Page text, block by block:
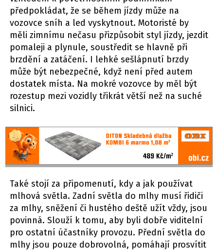
předpokládat, že se během jízdy může na
vozovce sníh a led vyskytnout. Motoristé by
měli zimnímu nečasu přizpůsobit styl jízdy, jezdit
pomaleji a plynule, soustředit se hlavně při
brzdění a zatáčení. I lehké sešlápnutí brzdy
může být nebezpečné, když není před autem
dostatek místa. Na mokré vozovce by měl být
rozestup mezi vozidly třikrát větší než na suché
silnici.
Také stojí za připomenutí, kdy a jak používat
mlhová světla. Zadní světla do mlhy musí řidiči
za mlhy, sněžení či hustého deště užít vždy, jsou
povinná. Slouží k tomu, aby byli dobře viditelní
pro ostatní účastníky provozu. Přední světla do
mlhy jsou pouze dobrovolná, pomáhají prosvítit